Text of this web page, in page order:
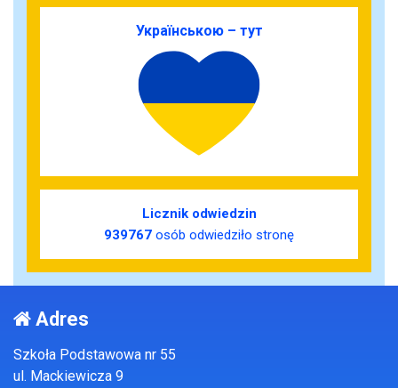
Українською – тут
Licznik odwiedzin
939767 osób odwiedziło stronę
Adres
Szkoła Podstawowa nr 55
ul. Mackiewicza 9